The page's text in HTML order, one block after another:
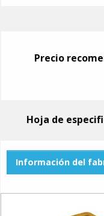
Precio
Hoja de
Información del